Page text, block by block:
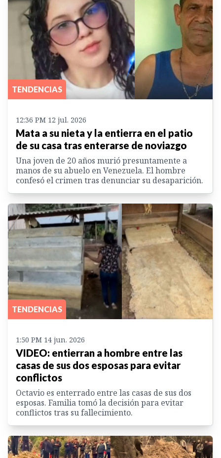
TENDENCIAS
12:36 PM 12 jul. 2026
Mata a su nieta y la entierra en el patio
de su casa tras enterarse de noviazgo
Una joven de 20 años murió presuntamente a
manos de su abuelo en Venezuela. El hombre
confesó el crimen tras denunciar su desaparición.
TENDENCIAS
1:50 PM 14 jun. 2026
VIDEO: entierran a hombre entre las
casas de sus dos esposas para evitar
conflictos
Octavio es enterrado entre las casas de sus dos
esposas. Familia tomó la decisión para evitar
conflictos tras su fallecimiento.